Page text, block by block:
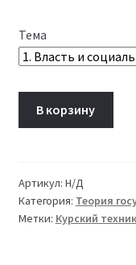
Тема
В корзину
Артикул: Н/Д
Категория: Теория
Метки: Курский